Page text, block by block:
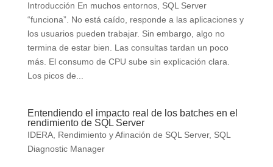
Introducción En muchos entornos, SQL Server
“funciona”. No está caído, responde a las aplicaciones y
los usuarios pueden trabajar. Sin embargo, algo no
termina de estar bien. Las consultas tardan un poco
más. El consumo de CPU sube sin explicación clara.
Los picos de...
Entendiendo el impacto real de los batches en el
rendimiento de SQL Server
IDERA, Rendimiento y Afinación de SQL Server, SQL
Diagnostic Manager